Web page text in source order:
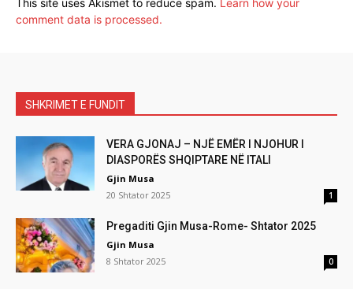
This site uses Akismet to reduce spam. Learn how your
comment data is processed.
SHKRIMET E FUNDIT
VERA GJONAJ – NJË EMËR I NJOHUR I
DIASPORËS SHQIPTARE NË ITALI
Gjin Musa
20 Shtator 2025
1
Pregaditi Gjin Musa-Rome- Shtator 2025
Gjin Musa
8 Shtator 2025
0